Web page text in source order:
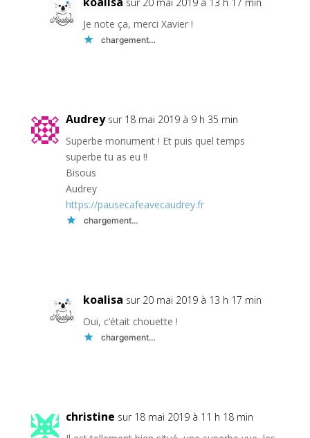
Je note ça, merci Xavier !
chargement…
Audrey sur 18 mai 2019 à 9 h 35 min
Superbe monument ! Et puis quel temps
superbe tu as eu !!
Bisous
Audrey
https://pausecafeavecaudrey.fr
chargement…
koalisa sur 20 mai 2019 à 13 h 17 min
Oui, c’était chouette !
chargement…
christine sur 18 mai 2019 à 11 h 18 min